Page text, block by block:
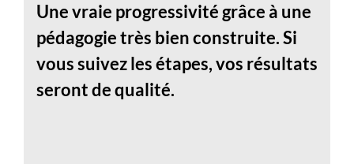
Une vraie progressivité grâce à une
pédagogie très bien construite. Si
vous suivez les étapes, vos résultats
seront de qualité.